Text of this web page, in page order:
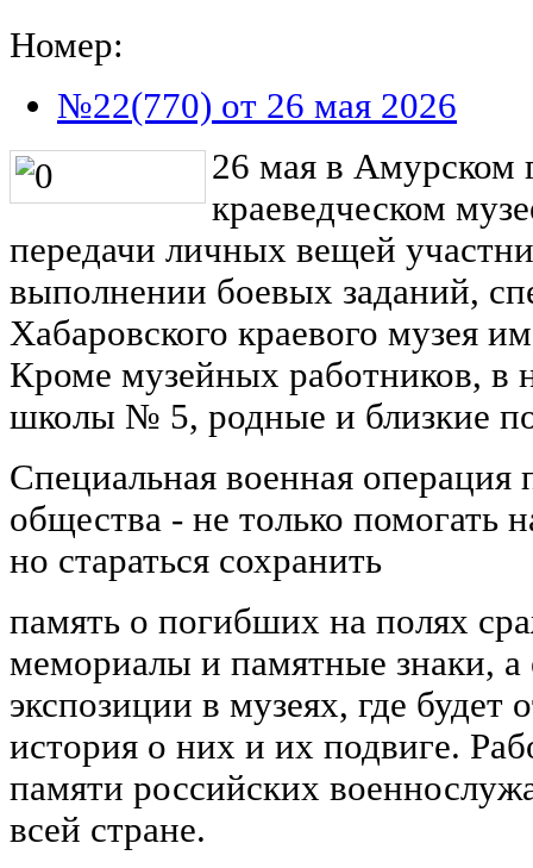
Номер:
№22(770) от 26 мая 2026
26 мая в Амурском
краеведческом
передачи личных вещей
выполнении боевых заданий,
Хабаровского краевого музея
Кроме музейных работников, в
школы № 5, родные и близкие
Специальная военная
общества - не только
но стараться сохранить
память о погибших на полях
мемориалы и памятные знаки,
экспозиции в музеях, где будет
история о них и их подвиге.
памяти российских
всей стране.